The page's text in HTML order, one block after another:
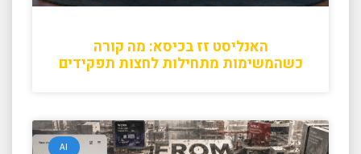
האנליסט זז בכיסא: מה קורה
כשהמשימות מתחילות לחצות תפקידים
AI